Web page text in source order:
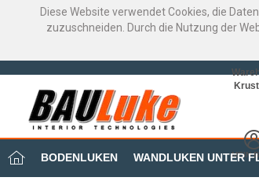
Diese Website verwendet Cookies, die
zuzuschneiden. Durch die Nutzung der
MEIN
BODENLUKEN WANDLUKEN UNTER